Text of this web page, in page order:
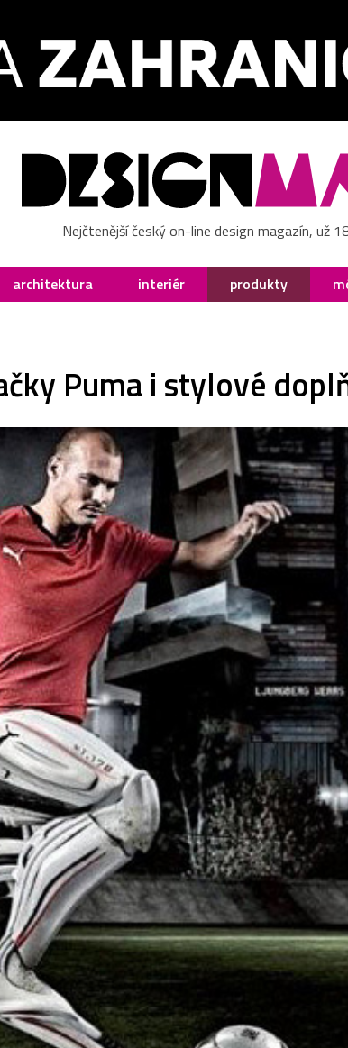
Nejčtenější český on-line design magazín, už
architektura interiér produkty
Puma i stylové